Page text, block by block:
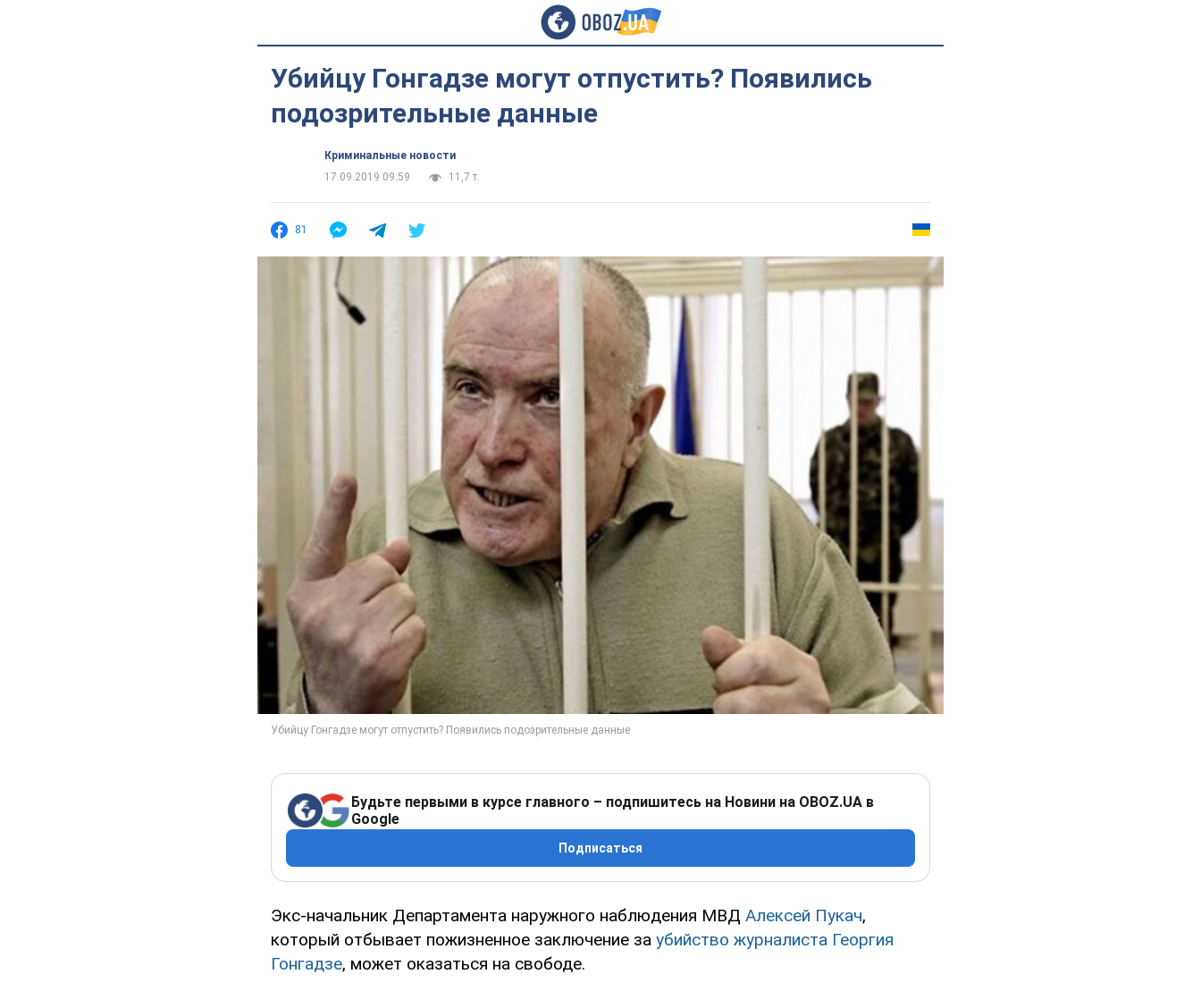
Убийцу Гонгадзе могут отпустить? Появились
подозрительные данные
Криминальные новости
17.09.2019 09:59
11,7 т.
81
Будьте первыми в курсе главного – подпишитесь на Новини на OBOZ.UA в
Google
Подписаться
Экс-начальник Департамента наружного наблюдения МВД Алексей Пукач,
который отбывает пожизненное заключение за убийство журналиста Георгия
Гонгадзе, может оказаться на свободе.